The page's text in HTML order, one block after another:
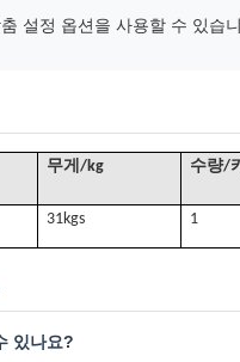
설정 옵션을 사용할 수 있습
무게/kg 수량/
31kgs 1
있나요?